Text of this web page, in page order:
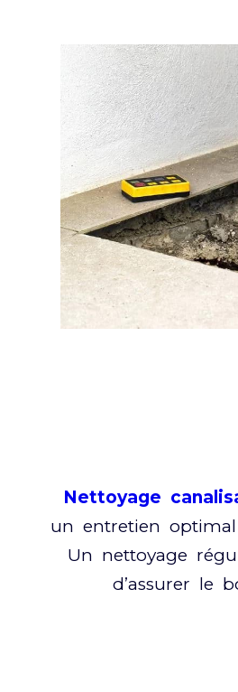
Nettoyage
un entretien
Un nettoyage
d’assurer le